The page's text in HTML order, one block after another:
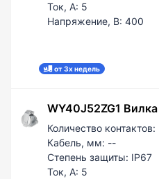
Ток, А: 5
Напряжение, В: 400
от 3х недель
WY40J52ZG1
Количество контактов:
Кабель, мм: --
Степень защиты: IP67
Ток, А: 5